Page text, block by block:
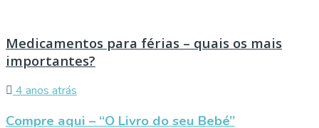
Medicamentos para férias – quais os mais
importantes?
4 anos atrás
Compre aqui – “O Livro do seu Bebé”